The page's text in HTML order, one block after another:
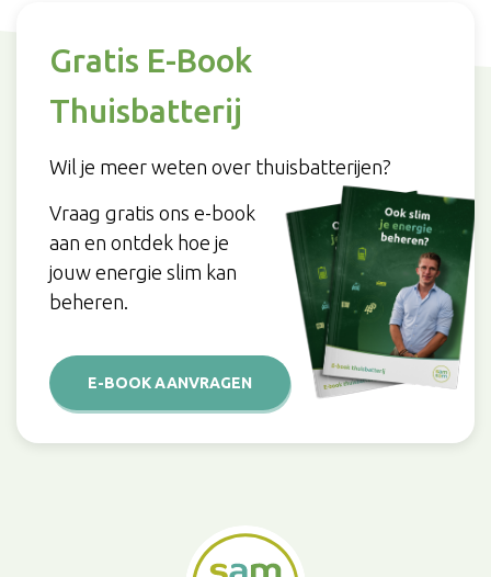
Gratis E-Book
Thuisbatterij
Wil je meer weten over thuisbatterijen?
Vraag gratis ons e-book
aan en ontdek hoe je
jouw energie slim kan
beheren.
E-BOOK AANVRAGEN